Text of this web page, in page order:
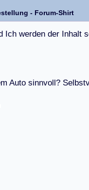
- Forum-Shirt
Ich werden der Inhalt s
m Auto sinnvoll? Selbst